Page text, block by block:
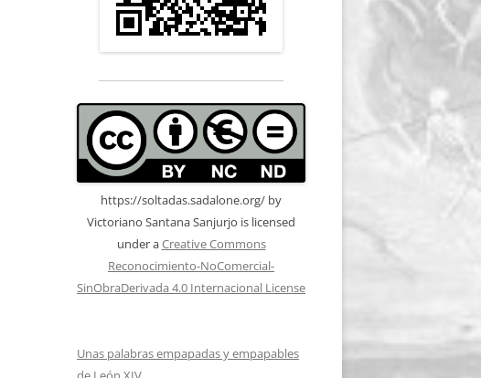
https://soltadas.sadalone.org/ by
Victoriano Santana Sanjurjo is licensed
under aCreative Commons
Reconocimiento-NoComercial-
SinObraDerivada 4.0 Internacional License
Unas palabras empapadas y empapables